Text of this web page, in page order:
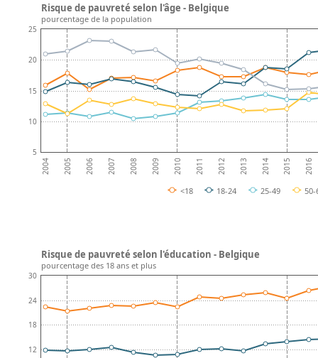
2004 2005 2006 2007 2008 2009 2010 2011 2012 2013 2014 2015 2016
5
10
15
20
25
<18 18-24 25-49
Risque de pauvreté selon l'âge - Belgique
pourcentage de la population
12
18
24
30
Risque de pauvreté selon l'éducation - Belgique
pourcentage des 18 ans et plus